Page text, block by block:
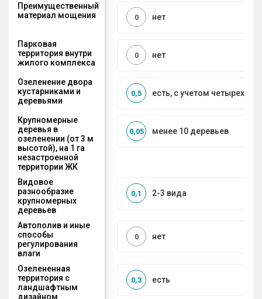
Преимущественный
материал мощения
нет
0
Парковая
территория внутри
жилого комплекса
нет
0
Озеленение двора
кустарниками и
деревьями
есть, с учетом четырех
0,5
Крупномерные
деревья в
озеленении (от 3 м
высотой), на 1 га
незастроенной
территории ЖК
менее 10 деревьев
0,05
Видовое
разнообразие
крупномерных
деревьев
2-3 вида
0,1
Автополив и иные
способы
регулирования
влаги
нет
0
Озелененная
территория с
ландшафтным
дизайном
есть
0,3